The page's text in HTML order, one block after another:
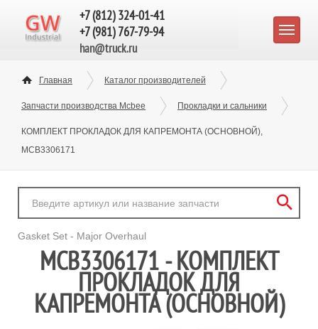
+7 (812) 324-01-41
+7 (981) 767-79-94
han@truck.ru
Главная Каталог производителей
Запчасти производства Mcbee Прокладки и сальники
КОМПЛЕКТ ПРОКЛАДОК ДЛЯ КАПРЕМОНТА (ОСНОВНОЙ),
MCB3306171
Gasket Set - Major Overhaul
MCB3306171 - КОМПЛЕКТ
ПРОКЛАДОК ДЛЯ
КАПРЕМОНТА (ОСНОВНОЙ)